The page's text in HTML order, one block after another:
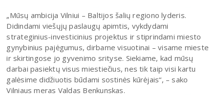
„Mūsų ambicija Vilniui – Baltijos šalių regiono lyderis.
Didindami viešųjų paslaugų apimtis, vykdydami
strateginius-investicinius projektus ir stiprindami miesto
gynybinius pajėgumus, dirbame visuotinai – visame mieste
ir skirtingose jo gyvenimo srityse. Siekiame, kad mūsų
darbai pasiektų visus miestiečius, nes tik taip visi kartu
galėsime didžiuotis būdami sostinės kūrėjais“, – sako
Vilniaus meras Valdas Benkunskas.